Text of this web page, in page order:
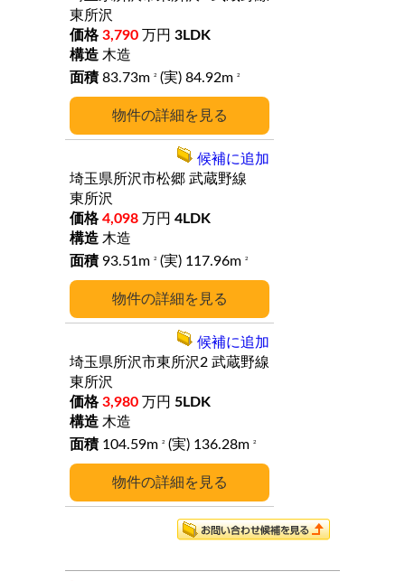
詳細
東所沢
3,790 万円 3LDK
木造
83.73m
2 (実) 84.92m 2
詳細
埼玉県所沢市松郷 武蔵野線
東所沢
4,098 万円 4LDK
木造
93.51m
2 (実) 117.96m 2
候補に追加
詳細
埼玉県所沢市東所沢2 武蔵野線
東所沢
3,980 万円 5LDK
木造
104.59m
2 (実) 136.28m 2
候補に追加